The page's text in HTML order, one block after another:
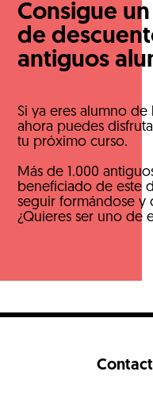
Consigue un
de
antiguos
Si ya eres alumno de
ahora puedes
tu próximo curso.
Más de 1.000
beneficiado de este
seguir formándose y
¿Quieres ser uno de